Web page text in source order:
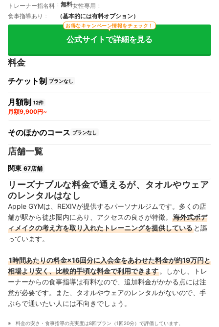
トレーナー指名料 無料女性専用
食事指導あり
（基本的には有料オプション）
公式サイトで詳細を見る
お得なキャンペーン情報をチェック！
料金
チケット制 プランなし
月額制 12件
月額9,900円~
そのほかのコース プランなし
店舗一覧
関東 67店舗
リーズナブルな料金で通えるが、タオルやウェア
のレンタルはなし
Apple GYMは、REXIVが提供するパーソナルジムです。多くの店
舗が駅から徒歩圏内にあり、アクセスの良さが特徴。
海外式ボデ
ィメイクの考え方を取り入れたトレーニングを提供している と謳
っています。
1時間あたりの料金×16回分に入会金をあわせた料金が約19万円と
相場より安く、比較的手頃な料金で利用できます 。しかし、トレ
ーナーからの食事指導は有料なので、追加料金がかかる点には注
意が必要です。また、タオルやウェアのレンタルがないので、手
ぶらで通いたい人には不向きでしょう。
料金の安さ・食事指導の充実度は8回プラン（1回20分）で評価しています。